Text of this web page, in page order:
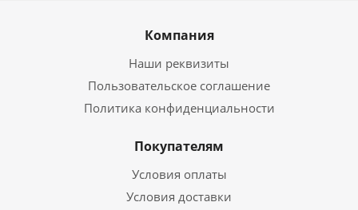
Компания
Наши реквизиты
Пользовательское соглашение
Политика конфиденциальности
Покупателям
Условия оплаты
Условия доставки